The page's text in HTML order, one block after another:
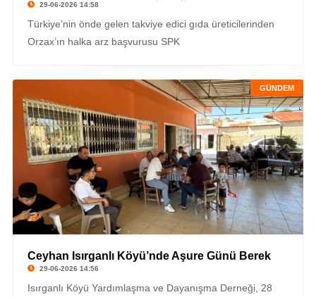
29-06-2026 14:58
Türkiye’nin önde gelen takviye edici gıda üreticilerinden
Orzax’ın halka arz başvurusu SPK
GÜNDEM
Ceyhan Isırganlı Köyü’nde Aşure Günü Berek
29-06-2026 14:56
Isırganlı Köyü Yardımlaşma ve Dayanışma Derneği, 28